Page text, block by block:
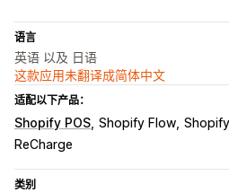
语言
英语 以及 日语
这款应用未翻译成简体中文
适配以下产品：
Shopify POS Shopify Flow
ReCharge
类别